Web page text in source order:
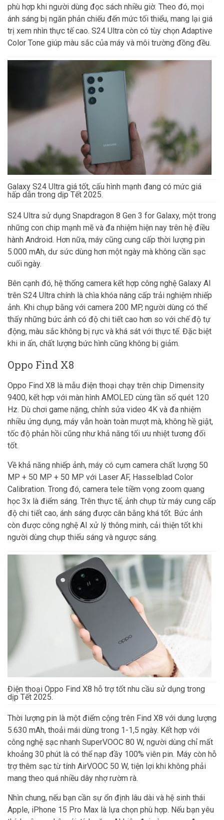
phù hợp khi người dùng đọc sách nhiều giờ. Theo đó, mọi
ánh sáng bị ngăn phản chiếu đến mức tối thiểu, mang lại giá
trị xem nhìn thực tế cao. S24 Ultra còn có tùy chọn Adaptive
Color Tone giúp màu sắc của máy và môi trường đồng đều.
Galaxy S24 Ultra giá tốt, cấu hình mạnh đang có mức giá
hấp dẫn trong dịp Tết 2025.
S24 Ultra sử dụng Snapdragon 8 Gen 3 for Galaxy, một trong
những con chip mạnh mẽ và đa nhiệm hiện nay trên hệ điều
hành Android. Hơn nữa, máy cũng cung cấp thời lượng pin
5.000 mAh, dư sức dùng hơn một ngày mà không cần sạc
cuối ngày.
Bên cạnh đó, hệ thống camera kết hợp công nghệ Galaxy AI
trên S24 Ultra chính là chìa khóa nâng cấp trải nghiệm nhiếp
ảnh. Khi chụp bằng với camera 200 MP, người dùng có thể
thấy những bức ảnh có độ chi tiết cao hơn so với chế độ tự
động, màu sắc không bị rực và khá sát với thực tế. Đặc biệt
khi in ấn, chất lượng bức hình cũng không bị giảm.
Oppo Find X8
Oppo Find X8 là mẫu điện thoại chạy trên chip Dimensity
9400, kết hợp với màn hình AMOLED cùng tần số quét 120
Hz. Dù chơi game nặng, chỉnh sửa video 4K và đa nhiệm
nhiều ứng dụng, máy vẫn hoàn toàn mượt mà, không hề giật,
tốc độ phản hồi cũng như khả năng tối ưu nhiệt tương đối
tốt.
Về khả năng nhiếp ảnh, máy có cụm camera chất lượng 50
MP + 50 MP + 50 MP với Laser AF, Hasselblad Color
Calibration. Trong đó, camera tele tiềm vọng zoom quang
học 3x là điểm sáng. Trên thực tế, ảnh chụp từ máy cung cấp
độ chi tiết cao, ánh sáng được cân bằng khá tốt. Bức ảnh
còn được công nghệ AI xử lý thông minh, cải thiện tốt khi
người dùng chụp thiếu sáng và ngược sáng.
Điện thoại Oppo Find X8 hỗ trợ tốt nhu cầu sử dụng trong
dịp Tết 2025.
Thời lượng pin là một điểm cộng trên Find X8 với dung lượng
5.630 mAh, thoải mái dùng trong 1-1,5 ngày. Kết hợp với
công nghệ sạc nhanh SuperVOOC 80 W, người dùng chỉ mất
khoảng 30 phút là có thể nạp đầy 100% viên pin. Máy còn hỗ
trợ thêm sạc từ tính AirVOOC 50 W, tiện lợi khi không phải
mang theo quá nhiều dây nhợ rườm rà.
Nhìn chung, nếu bạn cần sự ổn định lâu dài và hệ sinh thái
Apple, iPhone 15 Pro Max là lựa chọn phù hợp. Nếu bạn yêu